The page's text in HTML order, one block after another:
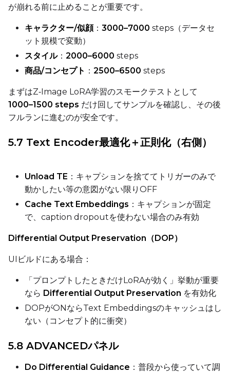
Height
Seed
LoRA Scale
Prompt
Seed
が崩れる前に止めることが重要です。
キャラクター/似顔： 3000–7000 steps（データセ
ット規模で変動）
スタイル： 2000–6000 steps
商品/コンセプト ： 2500–6500 steps
まずはZ‑Image LoRA学習のスモークテストとして
1000–1500 steps だけ回してサンプルを確認し、その後
フルランに進むのが安全です。
5.7 Text Encoder最適化＋正則化（右側）
Unload TE ：キャプションを捨ててトリガーのみで
動かしたい等の意図がない限りOFF
Cache Text Embeddings ：キャプションが固定
で、caption dropoutを使わない場合のみ有効
Differential Output Preservation（DOP）
UIビルドにある場合：
「プロンプトしたときだけLoRAが効く」挙動が重要
なら Differential Output Preservation を有効化
DOPがONならText Embeddingsのキャッシュはし
ない（コンセプト的に衝突）
5.8 ADVANCEDパネル
Do Differential Guidance ：普段から使っていて調